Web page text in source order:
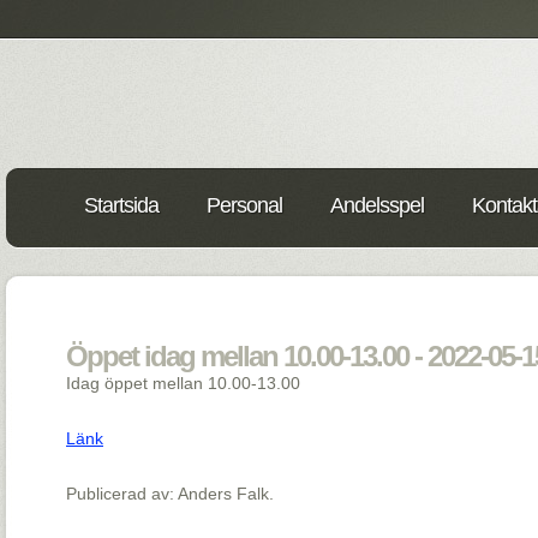
Startsida Personal Andelsspel
Öppet idag mellan 10.00-13.00 - 2022-05-
Idag öppet mellan 10.00-13.00
Länk
Publicerad av: Anders Falk.